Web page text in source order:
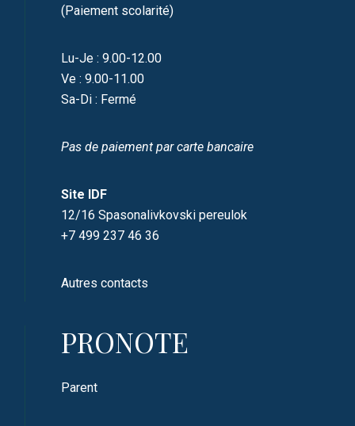
(Paiement scolarité)
Lu-Je : 9.00-12.00
Ve : 9.00-11.00
Sa-Di : Fermé
Pas de paiement par carte bancaire
Site IDF
12/16 Spasonalivkovski pereulok
+7 499 237 46 36
Autres contacts
PRONOTE
Parent